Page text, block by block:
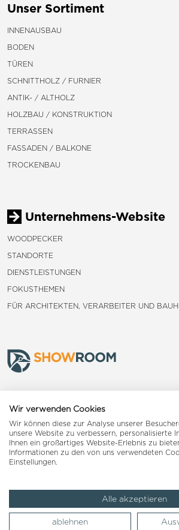
Unser Sortiment
INNENAUSBAU
BODEN
TÜREN
SCHNITTHOLZ / FURNIER
ANTIK- / ALTHOLZ
HOLZBAU / KONSTRUKTION
TERRASSEN
FASSADEN / BALKONE
TROCKENBAU
Unternehmens-Website
WOODPECKER
STANDORTE
DIENSTLEISTUNGEN
FOKUSTHEMEN
FÜR ARCHITEKTEN, VERARBEITER UND
Landquart
Reiden
Impressum AGB Datenschutzerklärung
Wir verwenden Cookies
Wir können diese zur Analyse unserer
unsere Website zu verbessern, personalisierte
Ihnen ein großartiges Website-Erlebnis zu
Informationen zu den von uns verwendeten
Einstellungen.
Alle akzeptieren
ablehnen